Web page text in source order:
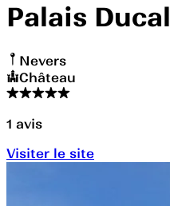
Palais Ducal
Nevers
Château
1 avis
Visiter le site